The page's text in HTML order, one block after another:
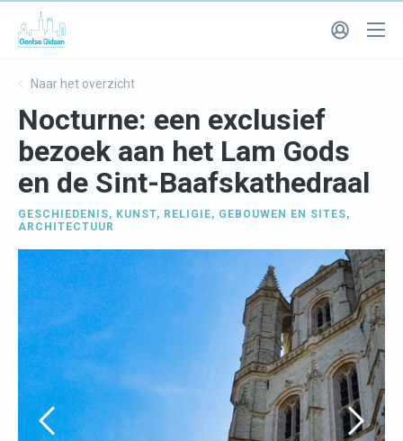
Naar het overzicht
Nocturne: een exclusief
bezoek aan het Lam Gods
en de Sint-Baafskathedraal
GESCHIEDENIS, KUNST, RELIGIE, GEBOUWEN EN SITES,
ARCHITECTUUR